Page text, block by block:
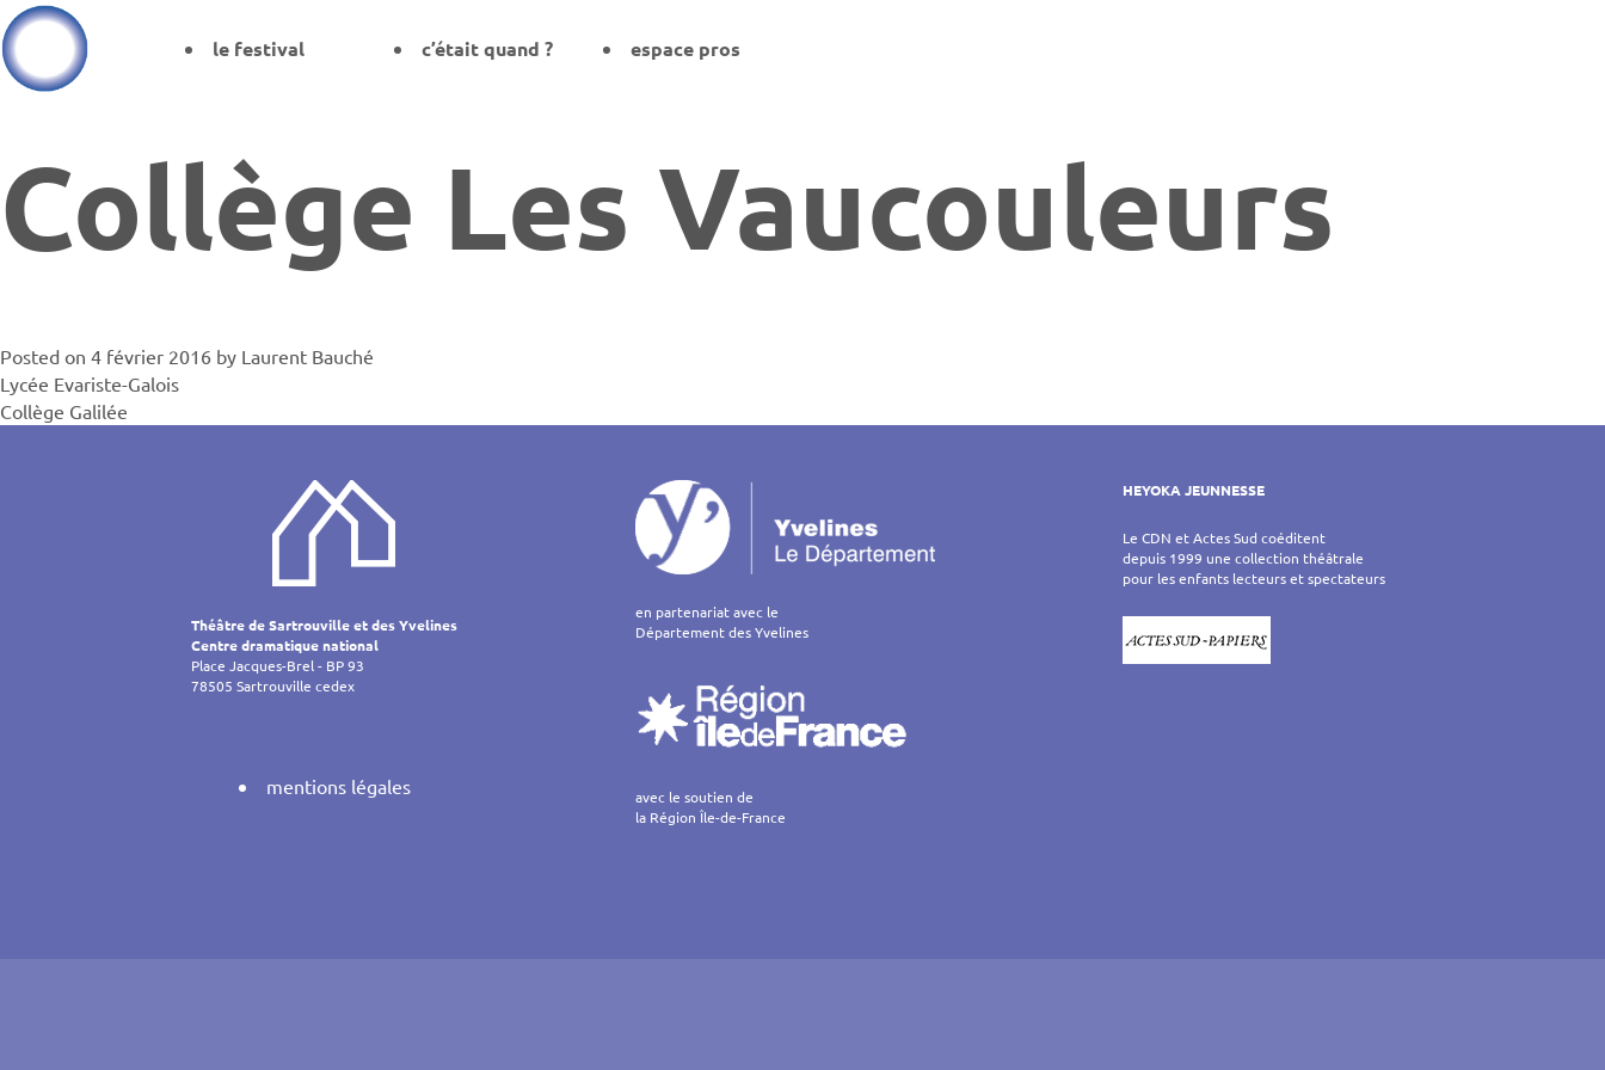
le festival c’était quand ? espace pros
Collège Les Vaucouleurs
Posted on 4 février 2016 by Laurent Bauché
Navigation
l’article
Lycée Evariste-Galois
Collège Galilée
Théâtre de Sartrouville et des Yvelines
Centre dramatique national
Place Jacques-Brel - BP 93
78505 Sartrouville cedex
mentions légales
en partenariat avec le
Département des Yvelines
avec le soutien de
la Région Île-de-France
HEYOKA JEUNNESSE
Le CDN et Actes Sud coéditent
depuis 1999 une collection théâtrale
pour les enfants lecteurs et spectateurs